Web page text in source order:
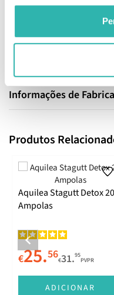
Informações de
Informações de
Produtos
Aquilea Stagutt Detox 20
Ampolas
€25.56€31.95
PVPR
ADICIONAR